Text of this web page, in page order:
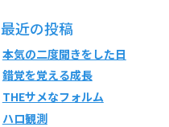
最近の投稿
本気の二度聞きをした日
錯覚を覚える成長
THEサメなフォルム
ハロ観測